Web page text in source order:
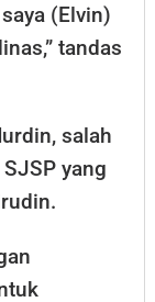
(Elvin)
tandas
salah
yang